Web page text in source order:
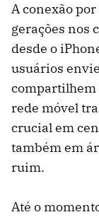
A conexão
gerações nos
desde o
usuários
compartilhem
rede móvel
crucial em
também em
ruim.
Até o